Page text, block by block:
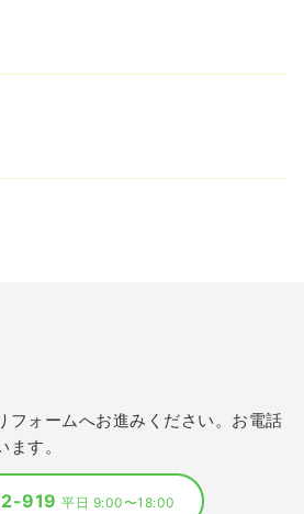
フォームへお進みください。お電話
す。
919平日 9:00〜18:00